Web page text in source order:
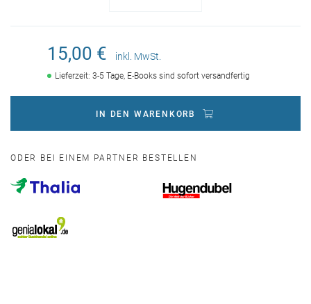
15,00 € inkl. MwSt.
Lieferzeit: 3-5 Tage, E-Books sind sofort versandfertig
IN DEN WARENKORB
ODER BEI EINEM PARTNER BESTELLEN